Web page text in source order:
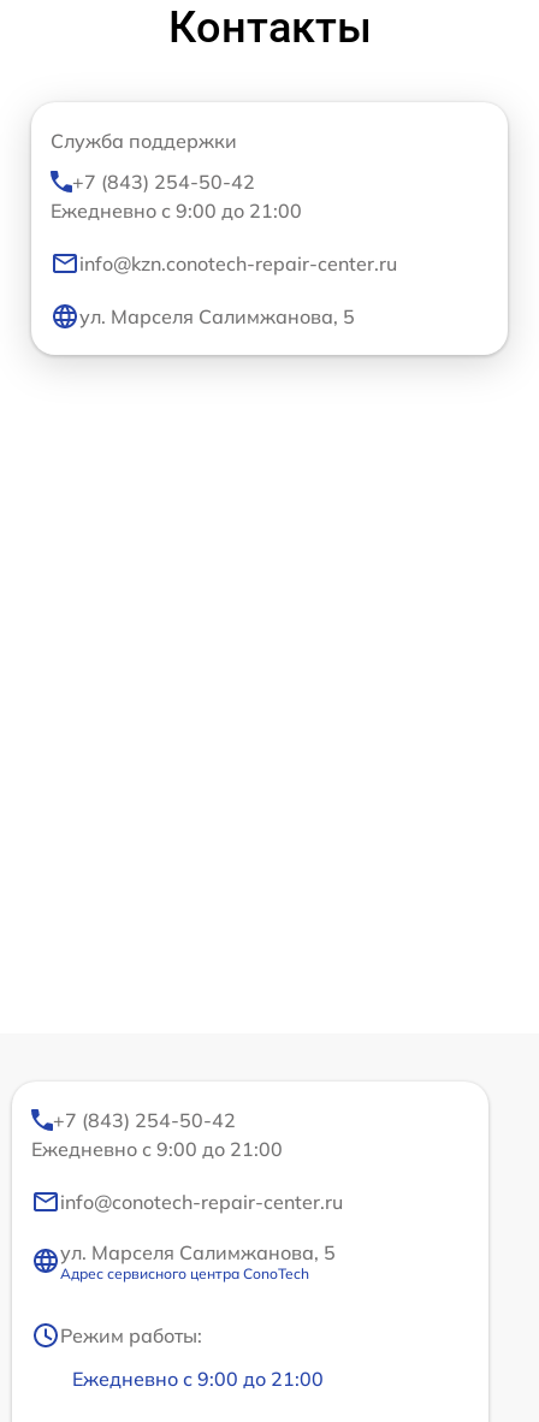
Контакты
Служба поддержки
+7 (843) 254-50-42
Ежедневно с 9:00 до 21:00
info@kzn.conotech-repair-center.ru
ул. Марселя Салимжанова, 5
+7 (843) 254-50-42
Ежедневно с 9:00 до 21:00
info@conotech-repair-center.ru
ул. Марселя Салимжанова, 5
Адрес сервисного центра ConoTech
Режим работы:
Ежедневно с 9:00 до 21:00